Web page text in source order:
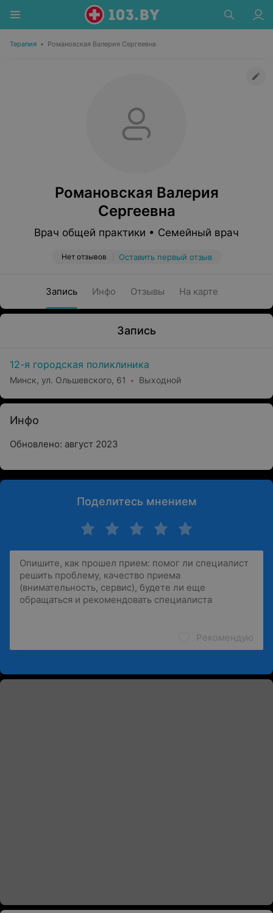
Терапия • Романовская Валерия Сергеевна
Романовская Валерия
Сергеевна
Врач общей практики • Семейный врач
Нет отзывов Оставить первый отзыв
Запись Инфо Отзывы На карте
Запись
12-я городская поликлиника
Минск, ул. Ольшевского, 61 Выходной
Инфо
Обновлено: август 2023
Поделитесь мнением
Рекомендую